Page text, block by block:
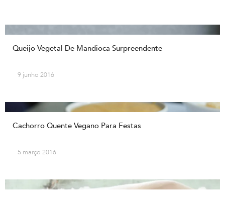
Queijo Vegetal De Mandioca Surpreendente
9 junho 2016
Cachorro Quente Vegano Para Festas
5 março 2016